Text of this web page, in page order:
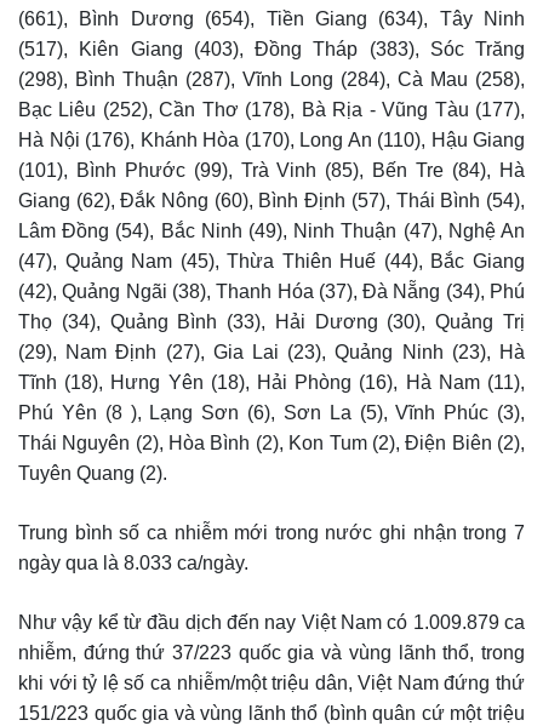
(661), Bình Dương (654), Tiền Giang (634), Tây Ninh
(517), Kiên Giang (403), Đồng Tháp (383), Sóc Trăng
(298), Bình Thuận (287), Vĩnh Long (284), Cà Mau (258),
Bạc Liêu (252), Cần Thơ (178), Bà Rịa - Vũng Tàu (177),
Hà Nội (176), Khánh Hòa (170), Long An (110), Hậu Giang
(101), Bình Phước (99), Trà Vinh (85), Bến Tre (84), Hà
Giang (62), Đắk Nông (60), Bình Định (57), Thái Bình (54),
Lâm Đồng (54), Bắc Ninh (49), Ninh Thuận (47), Nghệ An
(47), Quảng Nam (45), Thừa Thiên Huế (44), Bắc Giang
(42), Quảng Ngãi (38), Thanh Hóa (37), Đà Nẵng (34), Phú
Thọ (34), Quảng Bình (33), Hải Dương (30), Quảng Trị
(29), Nam Định (27), Gia Lai (23), Quảng Ninh (23), Hà
Tĩnh (18), Hưng Yên (18), Hải Phòng (16), Hà Nam (11),
Phú Yên (8 ), Lạng Sơn (6), Sơn La (5), Vĩnh Phúc (3),
Thái Nguyên (2), Hòa Bình (2), Kon Tum (2), Điện Biên (2),
Tuyên Quang (2).
Trung bình số ca nhiễm mới trong nước ghi nhận trong 7
ngày qua là 8.033 ca/ngày.
Như vậy kể từ đầu dịch đến nay Việt Nam có 1.009.879 ca
nhiễm, đứng thứ 37/223 quốc gia và vùng lãnh thổ, trong
khi với tỷ lệ số ca nhiễm/một triệu dân, Việt Nam đứng thứ
151/223 quốc gia và vùng lãnh thổ (bình quân cứ một triệu